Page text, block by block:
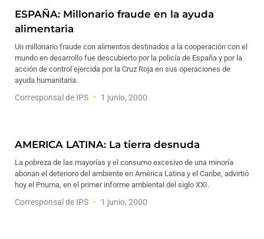
ESPAÑA: Millonario fraude en la ayuda
alimentaria
Un millonario fraude con alimentos destinados a la cooperación con el
mundo en desarrollo fue descubierto por la policía de España y por la
acción de control ejercida por la Cruz Roja en sus operaciones de
ayuda humanitaria.
Corresponsal de IPS 1 junio, 2000
AMERICA LATINA: La tierra desnuda
La pobreza de las mayorías y el consumo excesivo de una minoría
abonan el deterioro del ambiente en América Latina y el Caribe, advirtió
hoy el Pnuma, en el primer informe ambiental del siglo XXI.
Corresponsal de IPS 1 junio, 2000